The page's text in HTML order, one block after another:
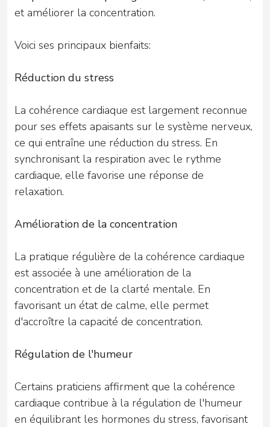
et améliorer la concentration.
Voici ses principaux bienfaits:
Réduction du stress
La cohérence cardiaque est largement reconnue
pour ses effets apaisants sur le système nerveux,
ce qui entraîne une réduction du stress. En
synchronisant la respiration avec le rythme
cardiaque, elle favorise une réponse de
relaxation.
Amélioration de la concentration
La pratique régulière de la cohérence cardiaque
est associée à une amélioration de la
concentration et de la clarté mentale. En
favorisant un état de calme, elle permet
d'accroître la capacité de concentration.
Régulation de l'humeur
Certains praticiens affirment que la cohérence
cardiaque contribue à la régulation de l'humeur
en équilibrant les hormones du stress, favorisant